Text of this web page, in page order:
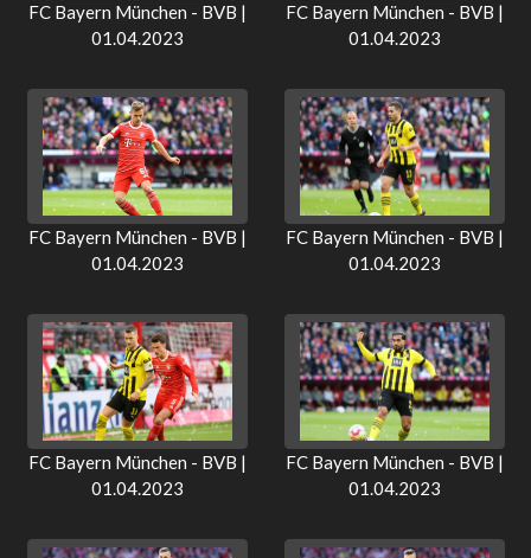
FC Bayern München - BVB |
01.04.2023
FC Bayern München - BVB |
01.04.2023
FC Bayern München - BVB |
01.04.2023
FC Bayern München - BVB |
01.04.2023
FC Bayern München - BVB |
01.04.2023
FC Bayern München - BVB |
01.04.2023